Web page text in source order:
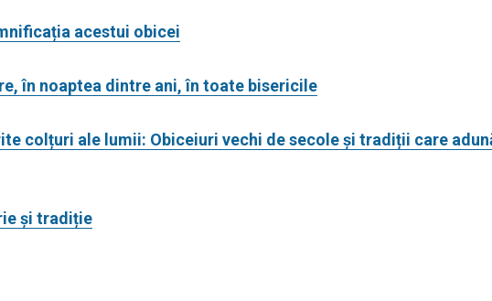
acestui obicei
în noaptea dintre ani, în toate bisericile
colțuri ale lumii: Obiceiuri vechi de secole și tradiții care
și tradiție